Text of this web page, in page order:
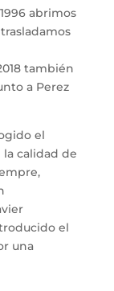
abrimos
también
a Perez
el
calidad de
el
una